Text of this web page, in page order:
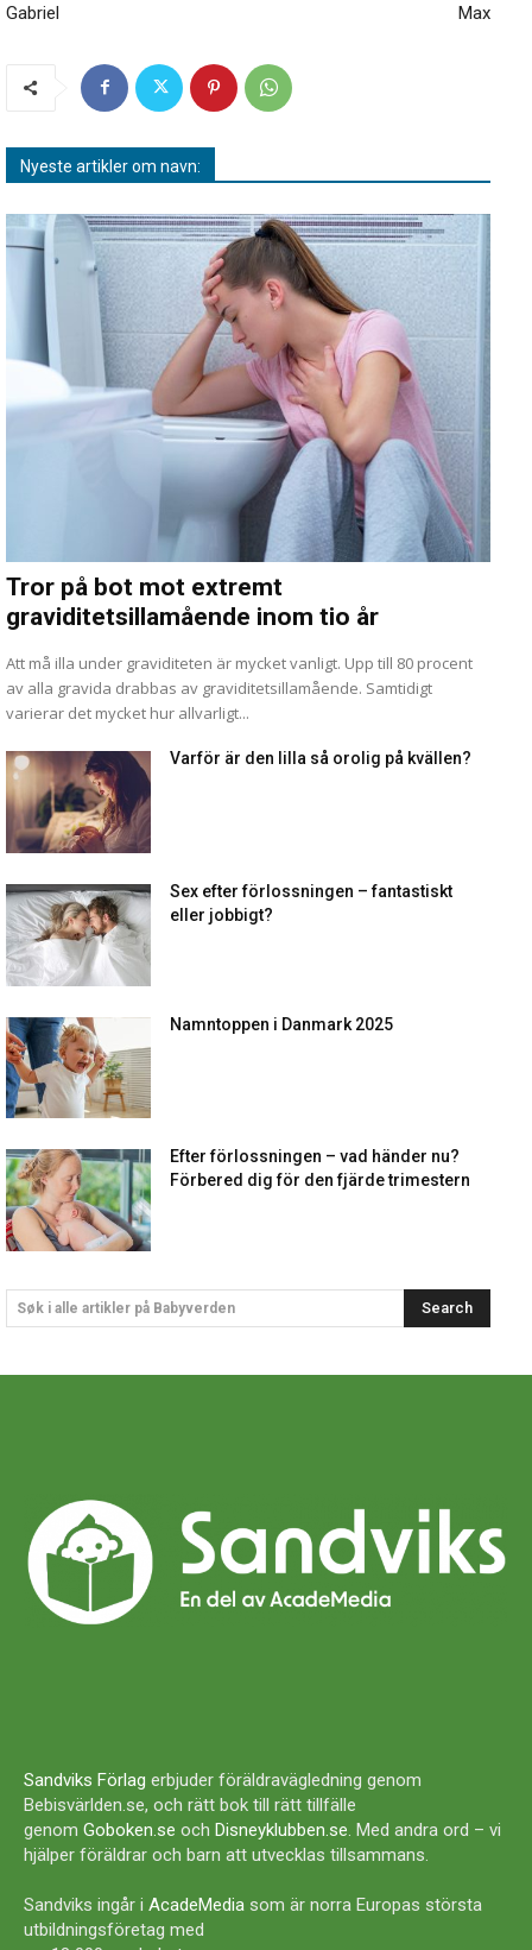
Gabriel Max
Nyeste artikler om navn:
Tror på bot mot extremt
graviditetsillamående inom tio år
Att må illa under graviditeten är mycket vanligt. Upp till 80 procent
av alla gravida drabbas av graviditetsillamående. Samtidigt
varierar det mycket hur allvarligt...
Varför är den lilla så orolig på kvällen?
Sex efter förlossningen – fantastiskt
eller jobbigt?
Namntoppen i Danmark 2025
Efter förlossningen – vad händer nu?
Förbered dig för den fjärde trimestern
Søk i alle artikler på Babyverden Search
Sandviks Förlag erbjuder föräldravägledning genom
Bebisvärlden.se, och rätt bok till rätt tillfälle
genom Goboken.se och Disneyklubben.se. Med andra ord – vi
hjälper föräldrar och barn att utvecklas tillsammans.
Sandviks ingår i AcadeMedia som är norra Europas största
utbildningsföretag med